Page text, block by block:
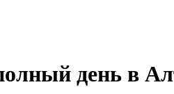
день в